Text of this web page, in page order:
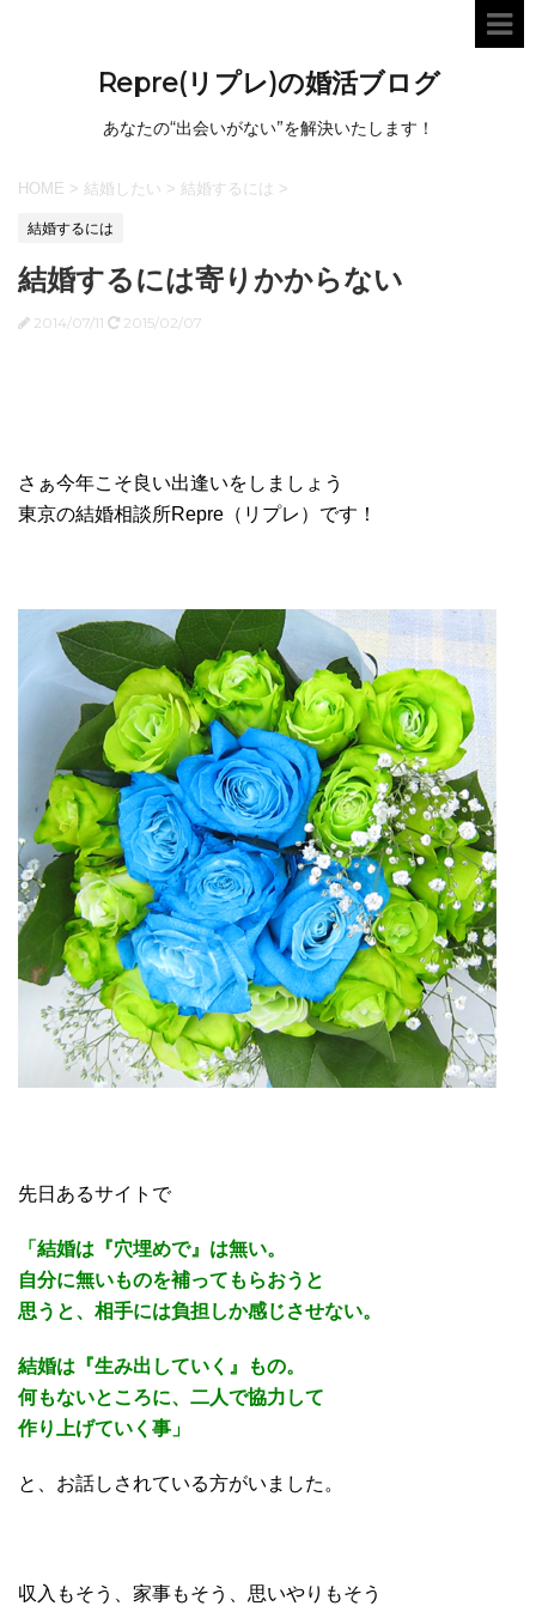
Repre(リプレ)の婚活ブログ
あなたの“出会いがない”を解決いたします！
HOME > 結婚したい > 結婚するには >
結婚するには
結婚するには寄りかからない
2014/07/11 2015/02/07
さぁ今年こそ良い出逢いをしましょう
東京の結婚相談所Repre（リプレ）です！
先日あるサイトで
「結婚は『穴埋めで』は無い。
自分に無いものを補ってもらおうと
思うと、相手には負担しか感じさせない。
結婚は『生み出していく』もの。
何もないところに、二人で協力して
作り上げていく事」
と、お話しされている方がいました。
収入もそう、家事もそう、思いやりもそう